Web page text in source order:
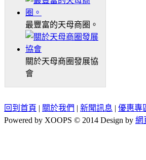
最豐富的天母商圈。
關於天母商圈發展協
會
回到首頁 | 關於我們 | 新聞訊息 | 優惠專
Powered by XOOPS © 2014 Design by 網